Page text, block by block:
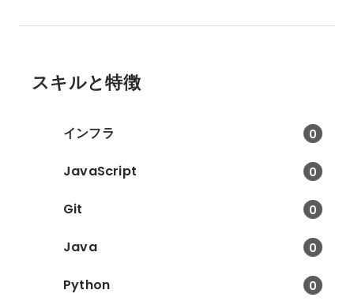
スキルと特徴
インフラ 0
JavaScript 0
Git 0
Java 0
Python 0